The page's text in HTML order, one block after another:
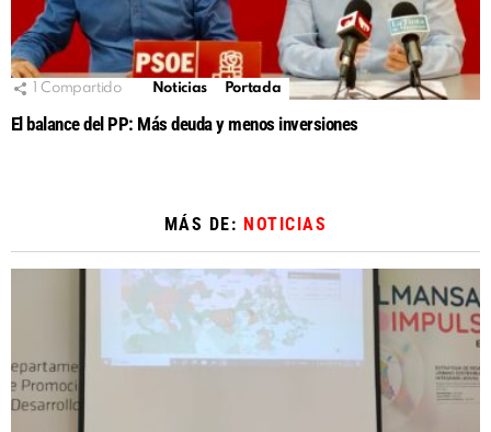
Compartido Noticias Portada
El balance del PP: Más deuda y menos inversiones
MÁS DE: NOTICIAS